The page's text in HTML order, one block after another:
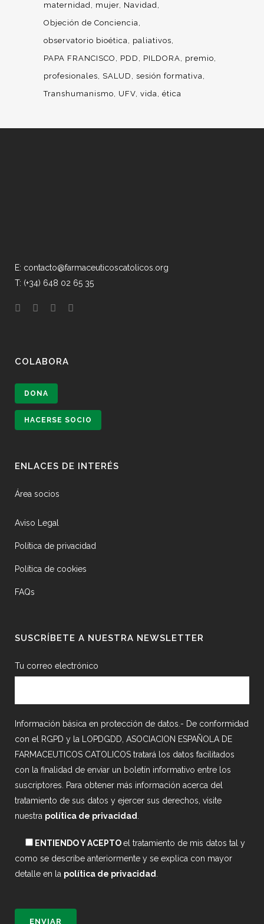
maternidad
mujer Navidad
Objeción de Conciencia
observatorio bioética
paliativos
PAPA FRANCISCO
PDD PILDORA
premio
profesionales
SALUD
sesión formativa
Transhumanismo
UFV vida ética
E: contacto@farmaceuticoscatolicos.org
T: (+34) 648 02 65 35
COLABORA
DONA
HACERSE SOCIO
ENLACES DE INTERÉS
Área socios
Aviso Legal
Política de privacidad
Política de cookies
FAQs
SUSCRÍBETE A NUESTRA NEWSLETTER
Tu correo electrónico
Información básica en protección de datos.- De conformidad
con el RGPD y la LOPDGDD, ASOCIACION ESPAÑOLA DE
FARMACEUTICOS CATOLICOS tratará los datos facilitados
con la finalidad de enviar un boletín informativo entre los
suscriptores. Para obtener más información acerca del
tratamiento de sus datos y ejercer sus derechos, visite
nuestra política de privacidad
ENTIENDO Y ACEPTOel tratamiento de mis datos tal y
como se describe anteriormente y se explica con mayor
detalle en la política de privacidad